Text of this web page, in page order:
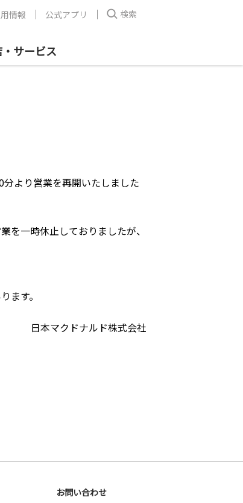
・サービス
情報 公式アプリ 検索
より営業を再開いたしました
を一時休止しておりましたが、
ます。
日本マクドナルド株式会社
お問い合わせ